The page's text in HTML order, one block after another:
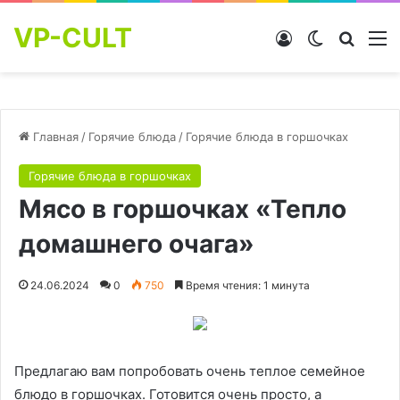
VP-CULT Switch skin
Войти
Главная / Горячие блюда / Горячие блюда в горшочках
Горячие блюда в горшочках
Мясо в горшочках «Тепло
домашнего очага»
24.06.2024 0 750 Время чтения: 1 минута
Предлагаю вам попробовать очень теплое семейное
блюдо в горшочках. Готовится очень просто, а